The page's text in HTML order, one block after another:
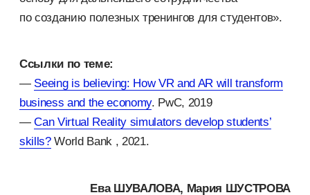
по созданию полезных тренингов для студентов».
Ссылки по теме:
— Seeing is believing: How VR and AR will transform
business and the economy. PwC, 2019
—Can Virtual Reality simulators develop students’
skills?World Bank , 2021.
Ева ШУВАЛОВА, Мария ШУСТРОВА